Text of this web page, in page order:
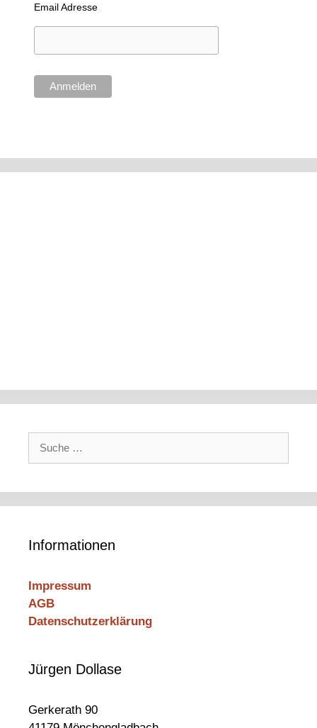
Email Adresse
Suche
Informationen
Impressum
AGB
Datenschutzerklärung
Jürgen Dollase
Gerkerath 90